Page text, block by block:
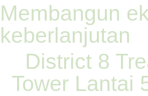
Membangun
keberlanjutan
District 8
Tower Lantai